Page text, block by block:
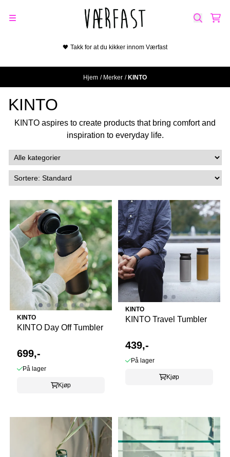
🖤 Takk for at du kikker innom Værfast
Hjem / Merker / KINTO
KINTO
KINTO aspires to create products that bring comfort and
inspiration to everyday life.
KINTO
KINTO Day Off Tumbler
699,-
På lager
Kjøp
KINTO
KINTO Travel Tumbler
439,-
På lager
Kjøp